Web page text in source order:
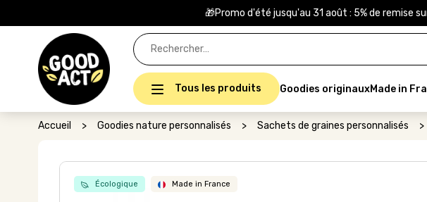
🎁Promo d'été jusqu'au 31 août : 5% de remise
Rechercher :
Tous les produits Goodies originauxMade in
Accueil > Goodies nature personnalisés > Sachets de graines personnalisés >
Écologique Made in France